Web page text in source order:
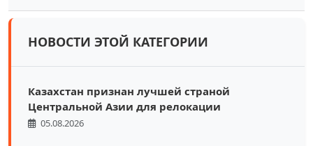
НОВОСТИ ЭТОЙ КАТЕГОРИИ
Казахстан признан лучшей страной
Центральной Азии для релокации
05.08.2026